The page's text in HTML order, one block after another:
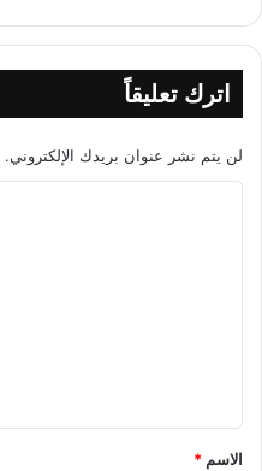
اترك تعليقاً
لن يتم نشر عنوان بريدك الإلكتروني.
*
الاسم *